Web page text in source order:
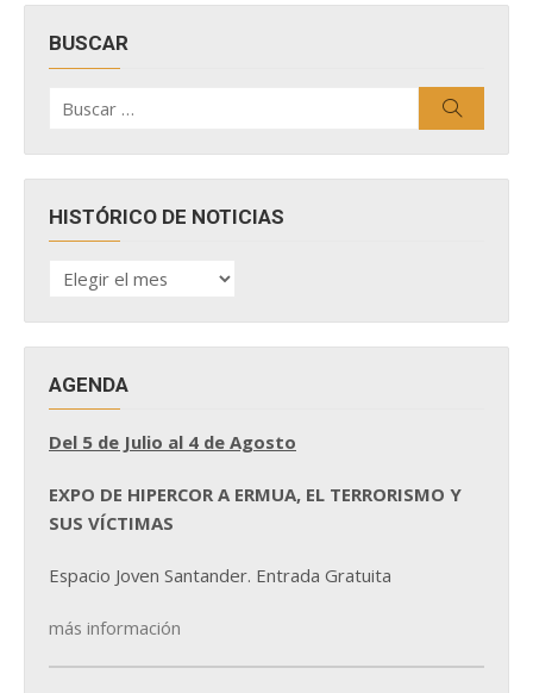
BUSCAR
por:
HISTÓRICO DE NOTICIAS
HISTÓRICO
DE
AGENDA
Del 5 de Julio al 4 de Agosto
EXPO DE HIPERCOR A ERMUA, EL TERRORISMO Y
SUS VÍCTIMAS
Espacio Joven Santander. Entrada Gratuita
más información